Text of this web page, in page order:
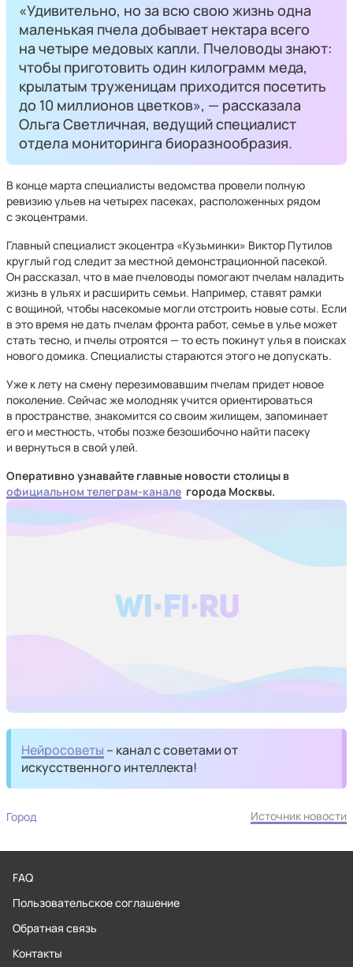
«Удивительно, но за всю свою жизнь одна
маленькая пчела добывает нектара всего
на четыре медовых капли. Пчеловоды знают:
чтобы приготовить один килограмм меда,
крылатым труженицам приходится посетить
до 10 миллионов цветков», — рассказала
Ольга Светличная, ведущий специалист
отдела мониторинга биоразнообразия.
В конце марта специалисты ведомства провели полную
ревизию ульев на четырех пасеках, расположенных рядом
с экоцентрами.
Главный специалист экоцентра «Кузьминки» Виктор Путилов
круглый год следит за местной демонстрационной пасекой.
Он рассказал, что в мае пчеловоды помогают пчелам наладить
жизнь в ульях и расширить семьи. Например, ставят рамки
с вощиной, чтобы насекомые могли отстроить новые соты. Если
в это время не дать пчелам фронта работ, семье в улье может
стать тесно, и пчелы отроятся — то есть покинут улья в поисках
нового домика. Специалисты стараются этого не допускать.
Уже к лету на смену перезимовавшим пчелам придет новое
поколение. Сейчас же молодняк учится ориентироваться
в пространстве, знакомится со своим жилищем, запоминает
его и местность, чтобы позже безошибочно найти пасеку
и вернуться в свой улей.
Оперативно узнавайте главные новости столицы в
официальном телеграм-канале города Москвы.
Нейросоветы – канал с советами от
искусственного интеллекта!
Город Источник новости
FAQ
Пользовательское соглашение
Обратная связь
Контакты